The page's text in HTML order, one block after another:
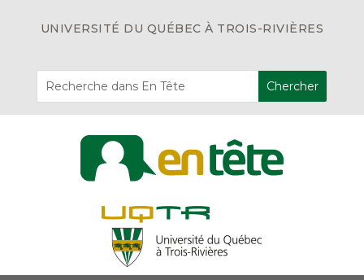
UNIVERSITÉ DU QUÉBEC À TROIS-RIVIÈRES